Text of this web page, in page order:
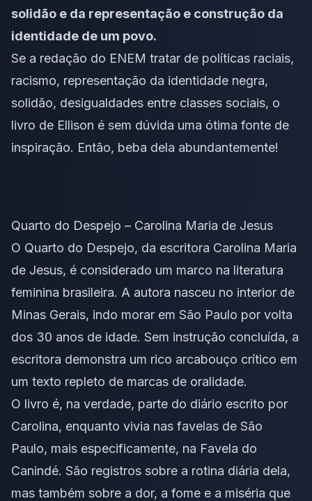
solidão e da representação e construção da
identidade de um povo.
Se a redação do ENEM tratar de políticas raciais,
racismo, representação da identidade negra,
solidão, desigualdades entre classes sociais, o
livro de Ellison é sem dúvida uma ótima fonte de
inspiração. Então, beba dela abundantemente!
Quarto do Despejo – Carolina Maria de Jesus
O Quarto do Despejo, da escritora Carolina Maria
de Jesus, é considerado um marco na literatura
feminina brasileira. A autora nasceu no interior de
Minas Gerais, indo morar em São Paulo por volta
dos 30 anos de idade. Sem instrução concluída, a
escritora demonstra um rico arcabouço crítico em
um texto repleto de marcas de oralidade.
O livro é, na verdade, parte do diário escrito por
Carolina, enquanto vivia nas favelas de São
Paulo, mais especificamente, na Favela do
Canindé. São registros sobre a rotina diária dela,
mas também sobre a dor, a fome e a miséria que